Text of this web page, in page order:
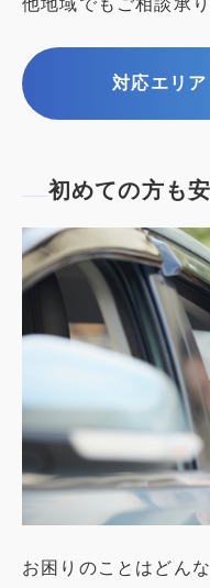
対応エリ
初めての方も
お困りのことはどん